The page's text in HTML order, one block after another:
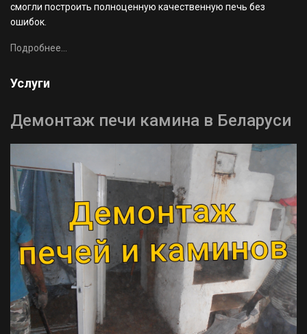
смогли построить полноценную качественную печь без
ошибок.
Подробнее...
Услуги
Демонтаж печи камина в Беларуси